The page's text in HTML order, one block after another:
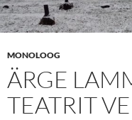
MONOLOOG
ÄRGE
TEATRIT